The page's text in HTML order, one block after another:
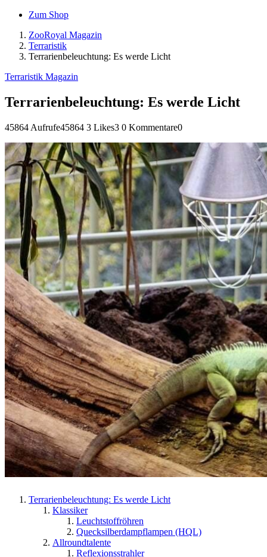
Zum Shop
ZooRoyal Magazin
Terraristik
Terrarienbeleuchtung: Es werde Licht
Terraristik Magazin
Terrarienbeleuchtung: Es werde Licht
45864 Aufrufe45864 3 Likes3 0 Kommentare0
Terrarienbeleuchtung: Es werde Licht
Klassiker
Leuchtstoffröhren
Quecksilberdampflampen (HQL)
Allroundtalente
Reflexionsstrahler